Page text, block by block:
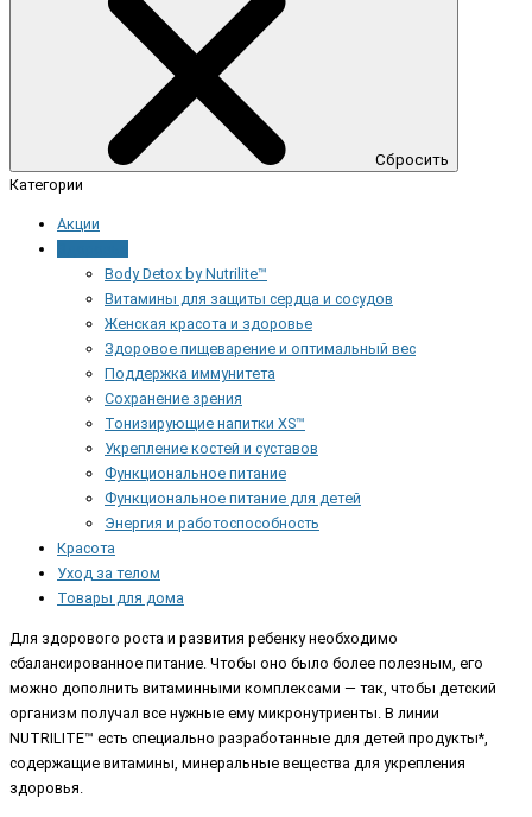
Сбросить
Категории
Акции
Body Detox by Nutrilite™
Витамины для защиты сердца и сосудов
Женская красота и здоровье
Здоровое пищеварение и оптимальный вес
Поддержка иммунитета
Сохранение зрения
Тонизирующие напитки XS™
Укрепление костей и суставов
Функциональное питание
Функциональное питание для детей
Энергия и работоспособность
Красота
Уход за телом
Товары для дома
Для здорового роста и развития ребенку необходимо
сбалансированное питание. Чтобы оно было более полезным, его
можно дополнить витаминными комплексами — так, чтобы детский
организм получал все нужные ему микронутриенты. В линии
NUTRILITE™ есть специально разработанные для детей продукты*,
содержащие витамины, минеральные вещества для укрепления
здоровья.